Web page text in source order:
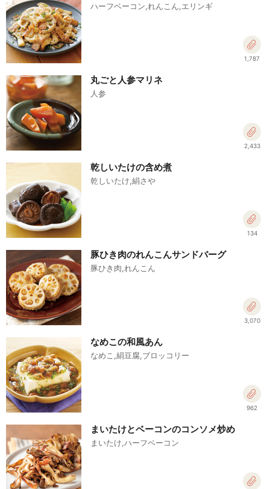
ハーフベーコン,れんこん,エリンギ
1,787
丸ごと人参マリネ
人参
2,433
乾しいたけの含め煮
乾しいたけ,絹さや
134
豚ひき肉のれんこんサンドバーグ
豚ひき肉,れんこん
3,070
なめこの和風あん
なめこ,絹豆腐,ブロッコリー
962
まいたけとベーコンのコンソメ炒め
まいたけ,ハーフベーコン